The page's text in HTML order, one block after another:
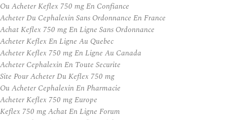
Ou Acheter Keflex 750 mg En Confiance
Acheter Du Cephalexin Sans Ordonnance En France
Achat Keflex 750 mg En Ligne Sans Ordonnance
Acheter Keflex En Ligne Au Quebec
Acheter Keflex 750 mg En Ligne Au Canada
Acheter Cephalexin En Toute Securite
Site Pour Acheter Du Keflex 750 mg
Ou Acheter Cephalexin En Pharmacie
Acheter Keflex 750 mg Europe
Keflex 750 mg Achat En Ligne Forum